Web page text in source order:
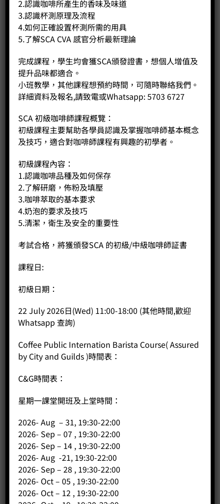
geisha, and general varieties categories, and earned the title
of “Best Estate Champion.”
World records set: The 98 points for Geisha Washed and 97
points for Geisha Natural set historical world records in the
Coffee Public has curated two batches from the Private
Collection: the washed and natural geisha, which coffee
enthusiasts must try!
S45 Panama La Esmeralda Estate Private Collection Geisha
Washed Jaramillo ($230/100g)
Panama La Esmeralda Estate Jaramillo Private Collection
Geisha Washed
Flavor: Jasmine, Lemon Candy, Juicy Sensation
S46 Panama La Esmeralda Estate Private Collection Geisha
Natural Canas Verdes ($230/100g)
Panama La Esmeralda Estate Canas Verdes Private
Collection Geisha Natural
Flavor: Orchid, Lychee, Pineapple
#BestCoffee #CoffeeCompetition #CoffeePublic
Coffee Public 已推出24小時智能櫃取貨服務。客戶日後訂貨
後，可在任何時候到觀塘店智能櫃取貨或在紅磡Coffee Station
取貨。訂購咖啡豆或掛耳包統一逢星期五截單，星期六出貨，
為慶祝新服務推出，今年TOH冠軍咖啡和巴拿馬（Bop)三冠軍
王兩款咖啡同時推出，並將有以下優惠推出。
最新咖啡豆資訊,可在我們網頁,FB或IG得到:
service. Customers can now pick up their orders at any time
Station in Hung Hom. Orders for coffee beans or drip bags
To celebrate the launch of the new service, this year’s TOH
champion coffee and the Panama (BOP) three-time
champion coffee are being launched simultaneously, with
the following promotions.
The latest coffee bean information can be found on our
website, FB, or IG:
2.認識咖啡所產生的香味及味道
3.認識杯測原理及流程
4.如何正確設置杯測所需的用具
5.了解SCA CVA 感官分析最新理論
完成課程，學生均會獲SCA頒發證書，想個人增值及
提升品味都適合。
小班教學，其他課程想預約時間，可隨時聯絡我們。
詳細資料及報名,請致電或Whatsapp: 5703 6727
SCA 初級咖啡師課程概覽：
初級課程主要幫助各學員認識及掌握咖啡師基本概念
及技巧，適合對咖啡師課程有興趣的初學者。
初級課程內容：
1.認識咖啡品種及如何保存
2.了解研磨，佈粉及填壓
3.咖啡萃取的基本要求
4.奶泡的要求及技巧
5.清潔，衛生及安全的重要性
考試合格，將獲頒發SCA 的初級/中級咖啡師証書
課程日:
初級日期：
22 July 2026日(Wed) 11:00-18:00 (其他時間,歡迎
Whatsapp 查詢)
Coffee Public Internation Barista Course( Assured
by City and Guilds )時間表：
C&G時間表：
星期一課堂開班及上堂時間：
2026- Aug – 31, 19:30-22:00
2026- Sep – 07 , 19:30-22:00
2026- Sep – 14 , 19:30-22:00
2026- Aug -21, 19:30-22:00
2026- Sep – 28 , 19:30-22:00
2026- Oct – 05 , 19:30-22:00
2026- Oct – 12 , 19:30-22:00